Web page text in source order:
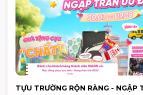
TỰU TRƯỜNG RỘN RÀNG - NGẬP